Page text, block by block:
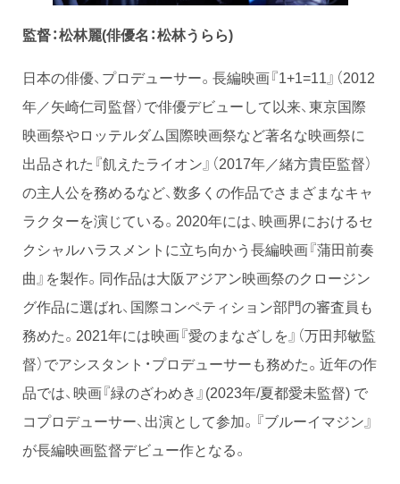
監督：松林麗(俳優名：松林うらら)
日本の俳優、プロデューサー。長編映画『1+1=11』（2012
年／矢崎仁司監督）で俳優デビューして以来、東京国際
映画祭やロッテルダム国際映画祭など著名な映画祭に
出品された『飢えたライオン』（2017年／緒方貴臣監督）
の主人公を務めるなど、数多くの作品でさまざまなキャ
ラクターを演じている。2020年には、映画界におけるセ
クシャルハラスメントに立ち向かう長編映画『蒲田前奏
曲』を製作。同作品は大阪アジアン映画祭のクロージン
グ作品に選ばれ、国際コンペティション部門の審査員も
務めた。2021年には映画『愛のまなざしを』（万田邦敏監
督）でアシスタント・プロデューサーも務めた。近年の作
品では、映画『緑のざわめき』(2023年/夏都愛未監督) で
コプロデューサー、出演として参加。『ブルーイマジン』
が長編映画監督デビュー作となる。